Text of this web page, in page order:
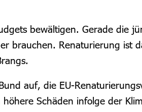
bewältigen. Gerade die
brauchen. Renaturierung ist
auf, die EU-
Schäden infolge der